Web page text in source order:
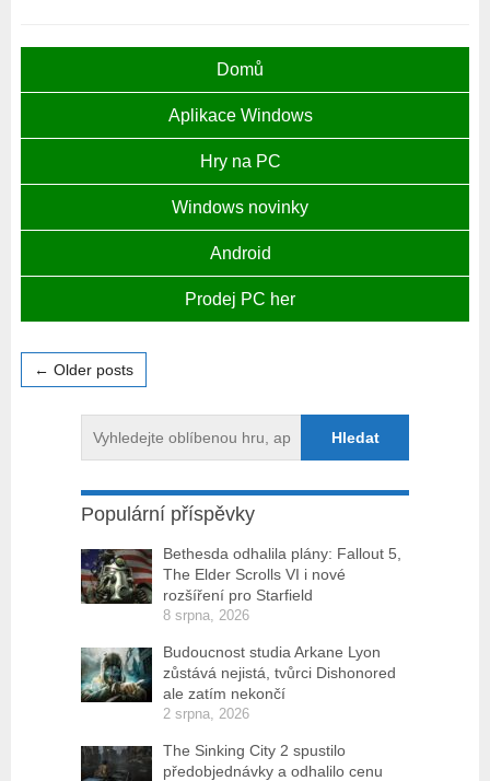
Domů
Aplikace Windows
Hry na PC
Windows novinky
Android
Prodej PC her
← Older posts
Populární příspěvky
Bethesda odhalila plány: Fallout 5,
The Elder Scrolls VI i nové
rozšíření pro Starfield
8 srpna, 2026
Budoucnost studia Arkane Lyon
zůstává nejistá, tvůrci Dishonored
ale zatím nekončí
2 srpna, 2026
The Sinking City 2 spustilo
předobjednávky a odhalilo cenu